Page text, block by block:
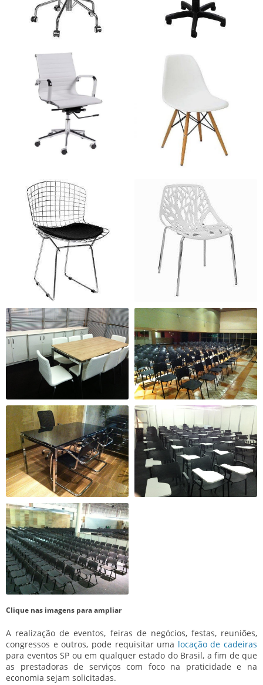
Clique nas imagens para ampliar
A realização de eventos, feiras de negócios, festas, reuniões,
congressos e outros, pode requisitar uma locação de cadeiras
para eventos SP ou em qualquer estado do Brasil, a fim de que
as prestadoras de serviços com foco na praticidade e na
economia sejam solicitadas.